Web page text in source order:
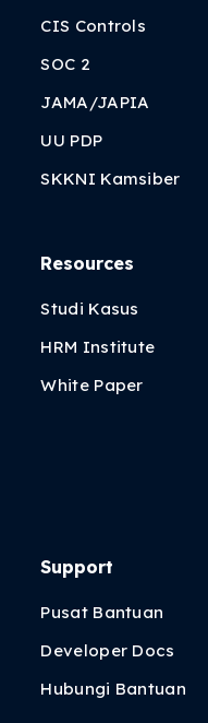
CIS Controls
SOC 2
JAMA/JAPIA
UU PDP
SKKNI Kamsiber
Resources
Studi Kasus
HRM Institute
White Paper
Support
Pusat Bantuan
Developer Docs
Hubungi Bantuan